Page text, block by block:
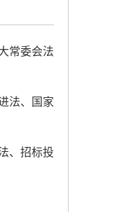
常委会法
法、国家
、招标投